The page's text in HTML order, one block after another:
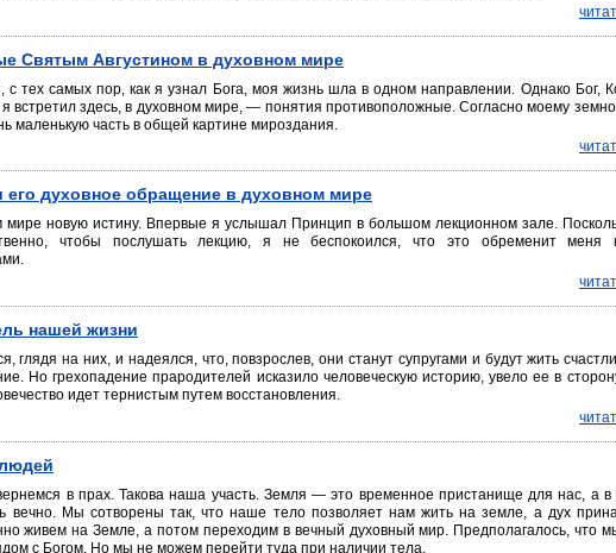
Святым Августином в духовном мире
тех самых пор, как я узнал Бога, моя жизнь шла в одном направлении. Однако Бог,
я встретил здесь, в духовном мире, — понятия противоположные. Согласно моему
маленькую часть в общей картине мироздания.
его духовное обращение в духовном мире
мире новую истину. Впервые я услышал Принцип в большом лекционном зале.
чтобы послушать лекцию, я не беспокоился, что это обременит меня
нашей жизни
глядя на них, и надеялся, что, повзрослев, они станут супругами и будут жить
Но грехопадение прародителей исказило человеческую историю, увело ее в
идет тернистым путем восстановления.
в прах. Такова наша участь. Земля — это временное пристанище для нас, а в
вечно. Мы сотворены так, что наше тело позволяет нам жить на земле, а дух
живем на Земле, а потом переходим в вечный духовный мир. Предполагалось, что
с Богом. Но мы не можем перейти туда при наличии тела.